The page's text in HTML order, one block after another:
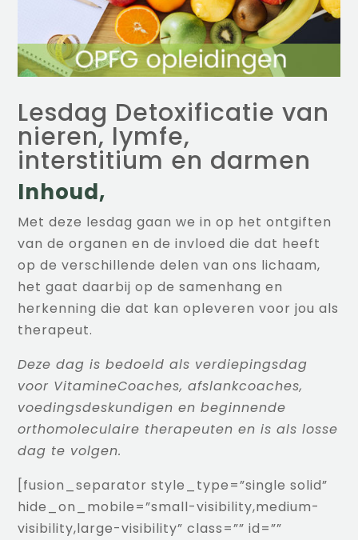
Lesdag Detoxificatie van
nieren, lymfe,
interstitium en darmen
Inhoud,
Met deze lesdag gaan we in op het ontgiften
van de organen en de invloed die dat heeft
op de verschillende delen van ons lichaam,
het gaat daarbij op de samenhang en
herkenning die dat kan opleveren voor jou als
therapeut.
Deze dag is bedoeld als verdiepingsdag
voor VitamineCoaches, afslankcoaches,
voedingsdeskundigen en beginnende
orthomoleculaire therapeuten en is als losse
dag te volgen.
[fusion_separator style_type=”single solid”
hide_on_mobile=”small-visibility,medium-
visibility,large-visibility” class=”” id=””